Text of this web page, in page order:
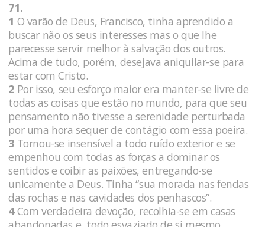
71.
1 O varão de Deus, Francisco, tinha aprendido a
buscar não os seus interesses mas o que lhe
parecesse servir melhor à salvação dos outros.
Acima de tudo, porém, desejava aniquilar-se para
estar com Cristo.
2 Por isso, seu esforço maior era manter-se livre de
todas as coisas que estão no mundo, para que seu
pensamento não tivesse a serenidade perturbada
por uma hora sequer de contágio com essa poeira.
3 Tornou-se insensível a todo ruído exterior e se
empenhou com todas as forças a dominar os
sentidos e coibir as paixões, entregando-se
unicamente a Deus. Tinha “sua morada nas fendas
das rochas e nas cavidades dos penhascos”.
4Com verdadeira devoção, recolhia-se em casas